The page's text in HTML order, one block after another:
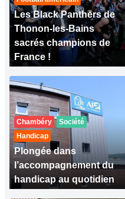
Les Black Panthers de
Thonon-les-Bains
sacrés champions de
France !
Chambéry
Société
Handicap
Plongée dans
l’accompagnement du
handicap au quotidien